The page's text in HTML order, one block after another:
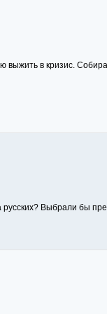
выжить в кризис.
Выбрали бы